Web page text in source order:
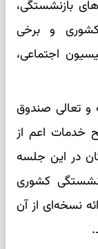
بازنشستگی،
و برخی
اجتماعی،
تعالی صندوق
خدمات اعم از
در این جلسه
کشوری
نسخه‌ای از آن